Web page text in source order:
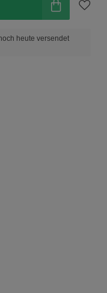
heute versendet